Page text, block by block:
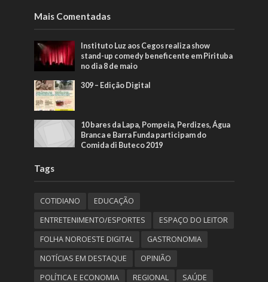
Mais Comentadas
Instituto Luz aos Cegos realiza show
stand-up comedy beneficente em Pirituba
no dia 8 de maio
309 – Edição Digital
10 bares da Lapa, Pompeia, Perdizes, Água
Branca e Barra Funda participam do
Comida di Buteco 2019
Tags
COTIDIANO
EDUCAÇÃO
ENTRETENIMENTO/ESPORTES
ESPAÇO DO LEITOR
FOLHA NOROESTE DIGITAL
GASTRONOMIA
NOTÍCIAS EM DESTAQUE
OPINIÃO
POLÍTICA E ECONOMIA
REGIONAL SAÚDE